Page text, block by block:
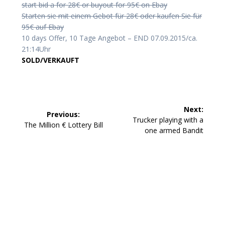
start bid a for 28€ or buyout for 95€ on Ebay
Starten sie mit einem Gebot für 28€ oder kaufen Sie für
95€ auf Ebay
10 days Offer, 10 Tage Angebot – END 07.09.2015/ca.
21:14Uhr
SOLD/VERKAUFT
Previous:
Previous
The Million € Lottery Bill
Next:
Next
post:
Trucker playing with a
one armed Bandit